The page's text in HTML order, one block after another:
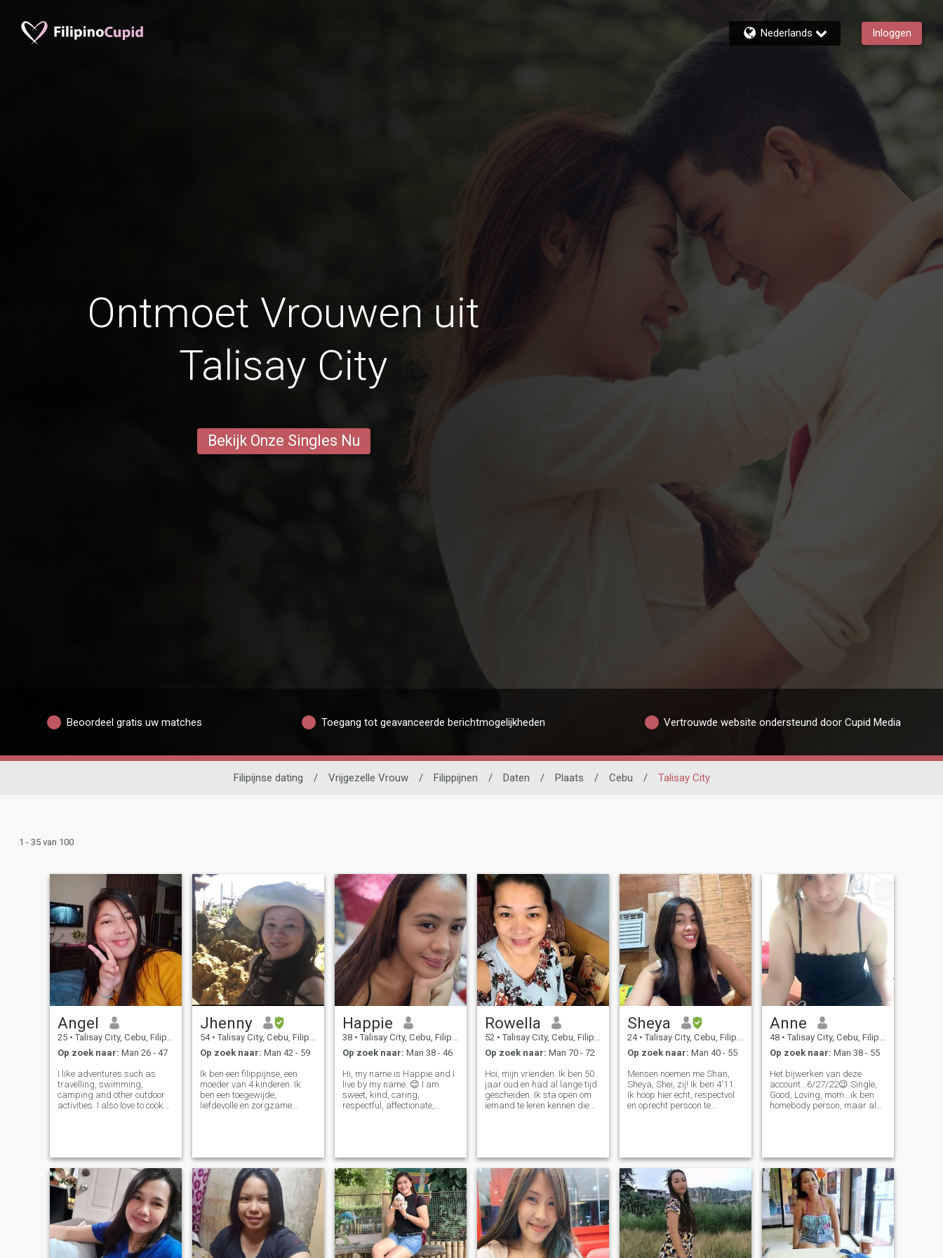
Nederlands Inloggen
Ontmoet Vrouwen uit
Talisay City
Bekijk Onze Singles Nu
Beoordeel gratis uw matches Toegang tot geavanceerde berichtmogelijkheden Vertrouwde website ondersteund door Cupid Media
Filipijnse dating / Vrijgezelle Vrouw / Filippijnen / Daten / Plaats / Cebu / Talisay City
1 - 35 van 100
Angel
25 • Talisay City, Cebu, Filipijnen
Op zoek naar: Man 26 - 47
I like adventures such as
travelling, swimming,
camping and other outdoor
activities. I also love to cook
I'm a teacher by profession.
I'm a Christi
Jhenny
54 • Talisay City, Cebu, Filipijnen
Op zoek naar: Man 42 - 59
Ik ben een filippijnse, een
moeder van 4 kinderen. Ik
ben een toegewijde,
liefdevolle en zorgzame
Het is tijd voor mij om iemand
te zoeken om mee te praten
en iets te delen waar ik vele
jaren als vrouw naar verlang
Happie
38 • Talisay City, Cebu, Filipijnen
Op zoek naar: Man 38 - 46
Hi, my name is Happie and I
live by my name. 😊 I am
sweet, kind, caring,
respectful, affectionate,
hopefully would lead to
marriage. I ha
Rowella
52 • Talisay City, Cebu, Filipijnen
Op zoek naar: Man 70 - 72
Hoi, mijn vrienden. Ik ben 50
jaar oud en had al lange tijd
gescheiden. Ik sta open om
iemand te leren kennen die
Neem alleen contact op als u
niet bent gebonden aan
iemand en als u niet opzoekt
naar geld of mijn
bankrekeninggegevens. Ik
ben op zoek naar een schone
en respectvolle relatie. Hoop
dat ik die iemand hier
ontmoet. 😊 veel geluk voor
ons allemaal!❤️
Sheya
24 • Talisay City, Cebu, Filipijnen
Op zoek naar: Man 40 - 55
Mensen noemen me Shan,
Sheya, Shei, zij! Ik ben 4'11.
Ik hoop hier echt, respectvol
en oprecht persoon te
moeder en mijn broer. Dingen
die ik leuk vind: Ik vind het
leuk als het 's nachts regent,
wakker worden met uitzicht
op de bergen, oceaan, bos.
Boeken lezen en nieuwe
dingen leren.ik ben een
typische vrouw. Ik ben de
jongste in de familie. Ik
geloofde dat dit soort opzet
Anne
48 • Talisay City, Cebu, Filipijnen
Op zoek naar: Man 38 - 55
Het bijwerken van deze
account...6/27/22😉 Single,
Good, Loving, mom...ik ben
homebody person, maar als
het hebben van B-b-q....ik
ben hard werkende dame, ik
hou niet van drukke
plaatsen, ik meer genieten
van een platteland dan de
stad ... ik ben een
alleenstaande moeder van 2
meisjes (allemaal volwassen
Nu)...ik geloof in God,ik ben
geen kerkmens maar ik heb